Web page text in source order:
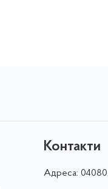
Контакти
Адреса: 04080,